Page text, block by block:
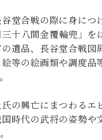
堂合戦の際に身につ
十八間金覆輪兜」を
遺品、長谷堂合戦図
等の絵画類や調度品
の興亡にまつわるエ
時代の武将の姿勢や